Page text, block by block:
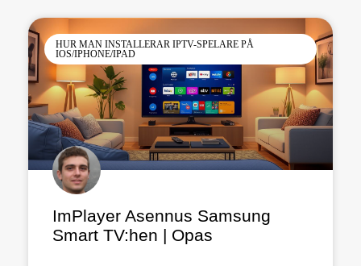
HUR MAN INSTALLERAR IPTV-SPELARE PÅ
IOS/IPHONE/IPAD
ImPlayer Asennus Samsung
Smart TV:hen | Opas